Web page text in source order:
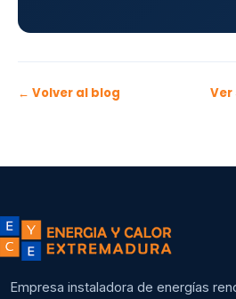
← Volver al blog
Empresa instaladora de energías